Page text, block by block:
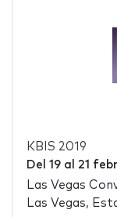
KBIS 2019
Del 19al 21
Las Vegas
Las Vegas,